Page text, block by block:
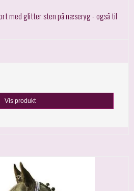
med glitter sten på næseryg - også til
Vis produkt